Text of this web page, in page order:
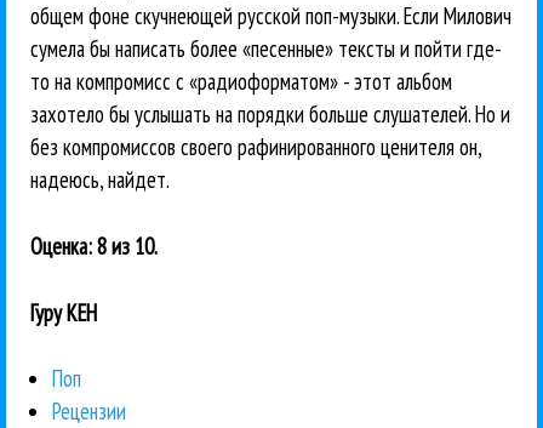
общем фоне скучнеющей русской поп-музыки. Если Милович
сумела бы написать более «песенные» тексты и пойти где-
то на компромисс с «радиоформатом» - этот альбом
захотело бы услышать на порядки больше слушателей. Но и
без компромиссов своего рафинированного ценителя он,
надеюсь, найдет.
Оценка: 8 из 10.
Гуру КЕН
Поп
Рецензии